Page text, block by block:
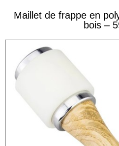
Maillet de frappe en
bois –